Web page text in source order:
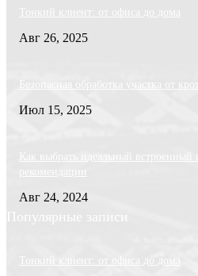
Тонкий клиент: от офиса до дома
Авг 26, 2025
Безопасная обработка участка от
Июл 15, 2025
Как выбрать идеальный
рекомендации
Авг 24, 2024
Популярные записи
Тонкий клиент: от офиса до дома